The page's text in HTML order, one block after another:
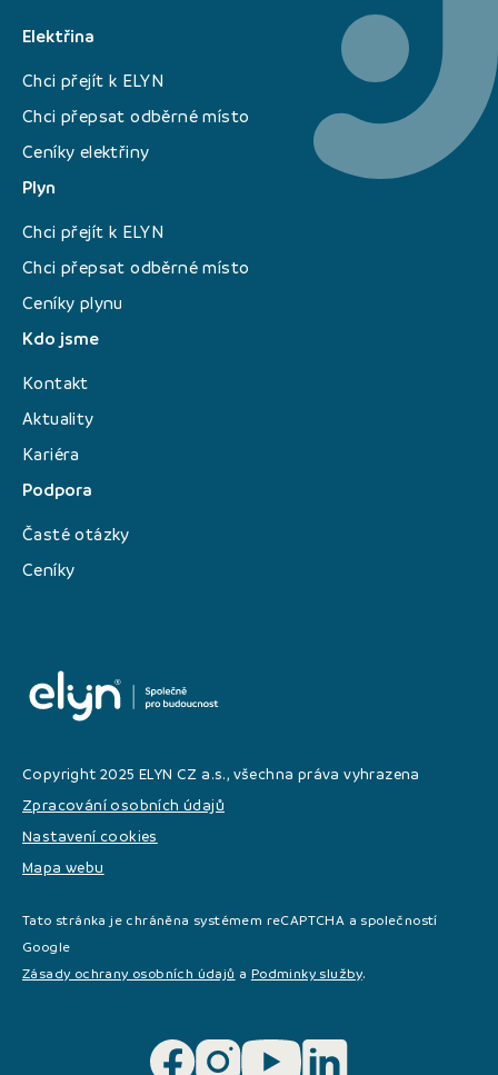
Elektřina
Chci přejít k ELYN
Chci přepsat odběrné místo
Ceníky elektřiny
Plyn
Chci přejít k ELYN
Chci přepsat odběrné místo
Ceníky plynu
Kdo jsme
Kontakt
Aktuality
Kariéra
Podpora
Časté otázky
Ceníky
Copyright 2025 ELYN CZ a.s., všechna práva vyhrazena
Zpracování osobních údajů
Nastavení cookies
Mapa webu
Tato stránka je chráněna systémem reCAPTCHA a společností
Google
Zásady ochrany osobních údajů a Podminky služby.